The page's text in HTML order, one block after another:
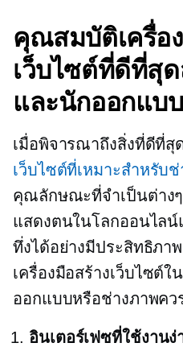
คุณสมบัติเครื่อ
เว็บไซต์ที่ดีที่สุ
และนักออกแบบ
เมื่อพิจารณาถึงสิ่งที่ดีที่สุ
เว็บไซต์ที่เหมาะสำหรับ
คุณลักษณะที่จำเป็นต่าง
แสดงตนในโลกออนไล
ทึ่งได้อย่างมีประสิทธิภ
เครื่องมือสร้างเว็บไซต์
ออกแบบหรือช่างภาพคว
อินเตอร์เฟซที่ใช้งานง่